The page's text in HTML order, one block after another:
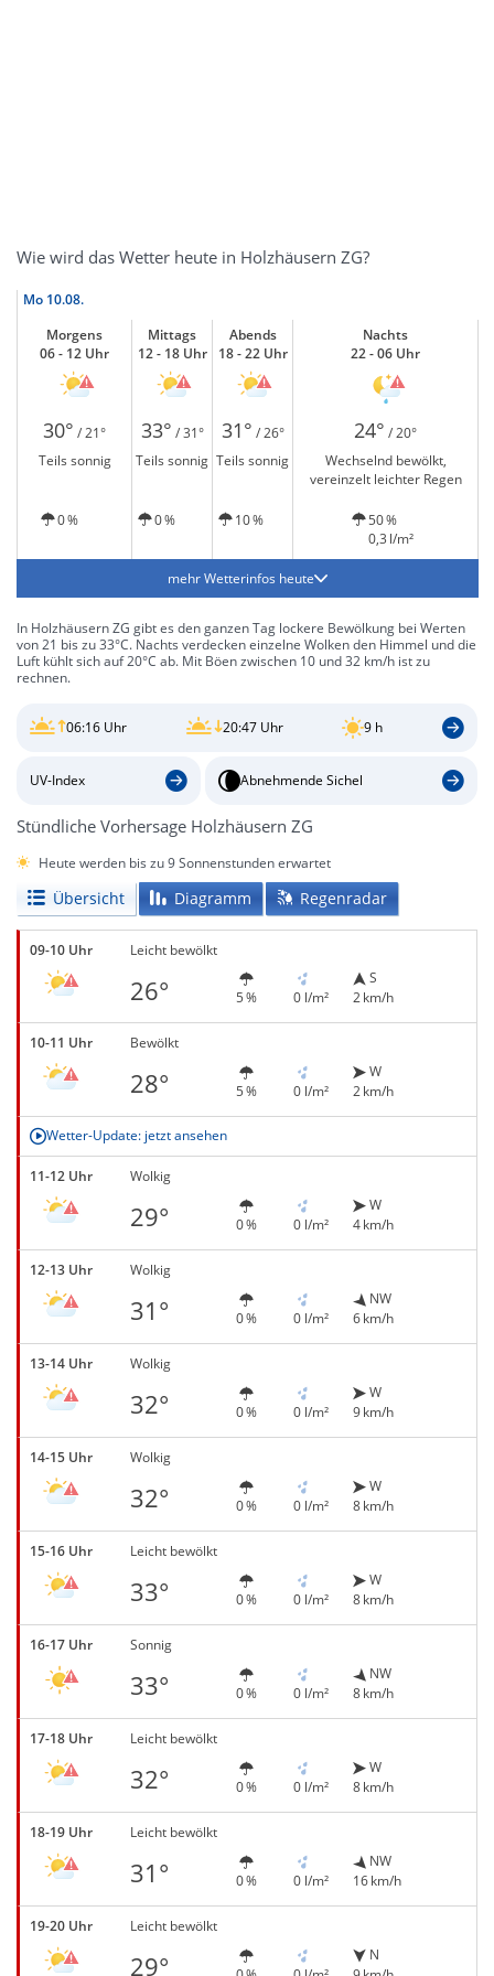
Wie wird das Wetter heute in Holzhäusern ZG?
Mo 10.08.
Morgens
06 - 12 Uhr
Mittags
12 - 18 Uhr
Abends
18 - 22 Uhr
Nachts
22 - 06 Uhr
30° / 21° 33° / 31° 31° / 26° 24° / 20°
Teils sonnig
Teils sonnig Teils sonnig
Wechselnd bewölkt,
vereinzelt leichter Regen
0 % 0 % 10 %
50 %
0,3 l/m²
mehr Wetterinfos heute
In Holzhäusern ZG gibt es den ganzen Tag lockere Bewölkung bei Werten
von 21 bis zu 33°C. Nachts verdecken einzelne Wolken den Himmel und die
Luft kühlt sich auf 20°C ab. Mit Böen zwischen 10 und 32 km/h ist zu
rechnen.
06:16 Uhr 20:47 Uhr 9 h
UV-Index Abnehmende Sichel
Stündliche Vorhersage Holzhäusern ZG
Heute werden bis zu 9 Sonnenstunden erwartet
Übersicht Diagramm Regenradar
09-10 Uhr Leicht bewölkt
26° 5 % 0 l/m²
S
2 km/h
10-11 Uhr Bewölkt
28° 5 % 0 l/m²
W
2 km/h
Wetter-Update: jetzt ansehen
11-12 Uhr Wolkig
29° 0 % 0 l/m²
W
4 km/h
12-13 Uhr Wolkig
31° 0 % 0 l/m²
NW
6 km/h
13-14 Uhr Wolkig
32° 0 % 0 l/m²
W
9 km/h
14-15 Uhr Wolkig
32° 0 % 0 l/m²
W
8 km/h
15-16 Uhr Leicht bewölkt
33° 0 % 0 l/m²
W
8 km/h
16-17 Uhr Sonnig
33° 0 % 0 l/m²
NW
8 km/h
17-18 Uhr Leicht bewölkt
32° 0 % 0 l/m²
W
8 km/h
18-19 Uhr Leicht bewölkt
31° 0 % 0 l/m²
NW
16 km/h
19-20 Uhr Leicht bewölkt
29°
N